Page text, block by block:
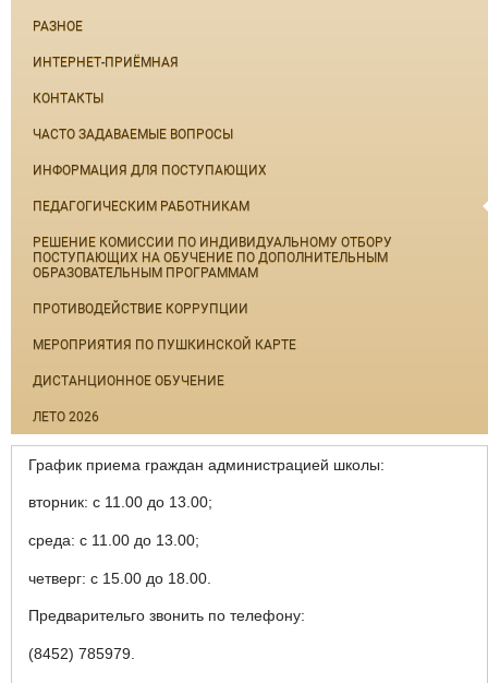
РАЗНОЕ
ИНТЕРНЕТ-ПРИЁМНАЯ
КОНТАКТЫ
ЧАСТО ЗАДАВАЕМЫЕ ВОПРОСЫ
ИНФОРМАЦИЯ ДЛЯ ПОСТУПАЮЩИХ
ПЕДАГОГИЧЕСКИМ РАБОТНИКАМ
РЕШЕНИЕ КОМИССИИ ПО ИНДИВИДУАЛЬНОМУ ОТБОРУ
ПОСТУПАЮЩИХ НА ОБУЧЕНИЕ ПО ДОПОЛНИТЕЛЬНЫМ
ОБРАЗОВАТЕЛЬНЫМ ПРОГРАММАМ
ПРОТИВОДЕЙСТВИЕ КОРРУПЦИИ
МЕРОПРИЯТИЯ ПО ПУШКИНСКОЙ КАРТЕ
ДИСТАНЦИОННОЕ ОБУЧЕНИЕ
ЛЕТО 2026
График приема граждан администрацией школы:
вторник: с 11.00 до 13.00;
среда: с 11.00 до 13.00;
четверг: с 15.00 до 18.00.
Предварительго звонить по телефону:
(8452) 785979.